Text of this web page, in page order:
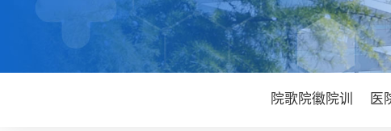
院歌院徽院训 医